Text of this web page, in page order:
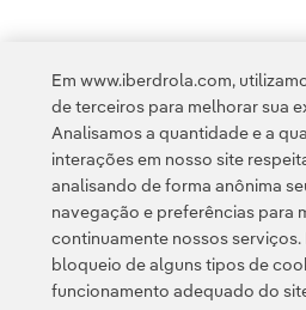
Política de
Transparência no uso da IA Política de
Em www.iberdrola.com,
de terceiros para melhorar sua
Analisamos a quantidade e a
interações em nosso site
analisando de forma anônima
navegação e preferências para
continuamente nossos serviços.
bloqueio de alguns tipos de
funcionamento adequado do